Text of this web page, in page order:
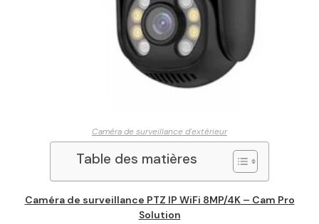
Caméra de surveillance d'extérieur
Table des matières
Caméra de surveillance PTZ IP WiFi 8MP/4K – Cam Pro
Solution